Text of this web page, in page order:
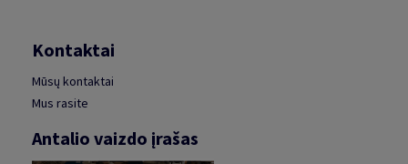
Kontaktai
Mūsų kontaktai
Mus rasite
Antalio vaizdo įrašas